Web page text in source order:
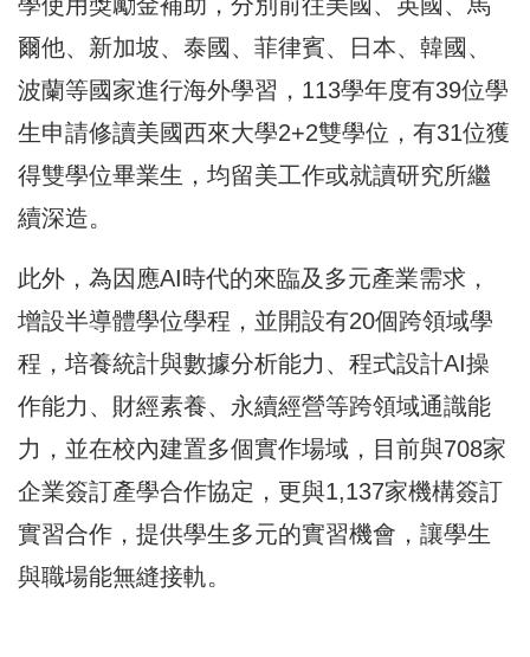
爾他、新加坡、泰國、菲律賓、日本、韓國、
波蘭等國家進行海外學習，113學年度有39位學
生申請修讀美國西來大學2+2雙學位，有31位獲
得雙學位畢業生，均留美工作或就讀研究所繼
續深造。
此外，為因應AI時代的來臨及多元產業需求，
增設半導體學位學程，並開設有20個跨領域學
程，培養統計與數據分析能力、程式設計AI操
作能力、財經素養、永續經營等跨領域通識能
力，並在校內建置多個實作場域，目前與708家
企業簽訂產學合作協定，更與1,137家機構簽訂
實習合作，提供學生多元的實習機會，讓學生
與職場能無縫接軌。